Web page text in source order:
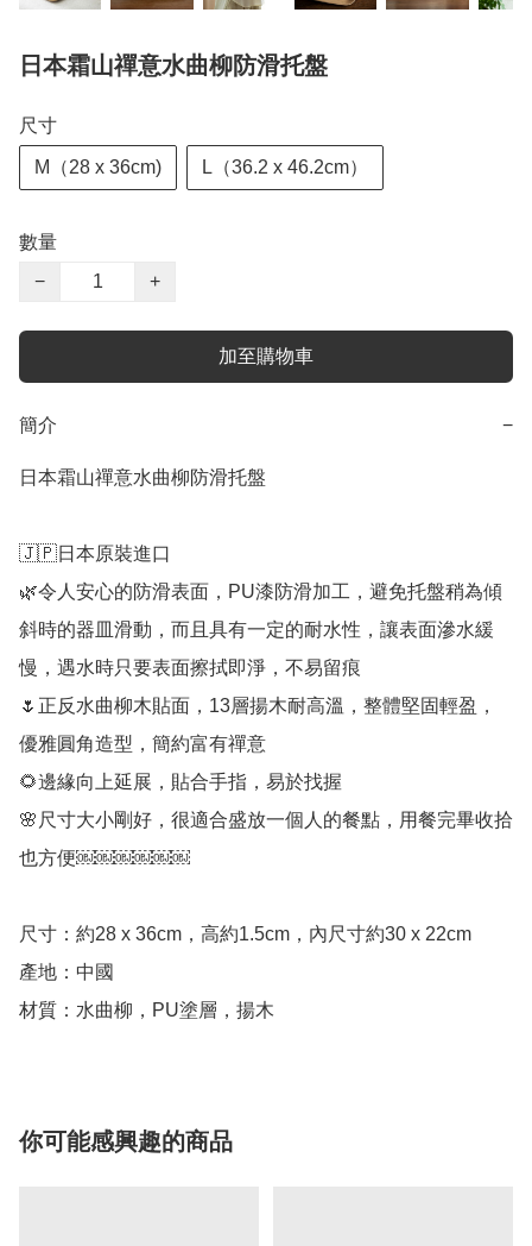
日本霜山禪意水曲柳防滑托盤
尺寸
M（28 x 36cm) L（36.2 x 46.2cm）
數量
−
+
加至購物車
簡介 −
日本霜山禪意水曲柳防滑托盤
🇯🇵日本原裝進口
🌿令人安心的防滑表面，PU漆防滑加工，避免托盤稍為傾
斜時的器皿滑動，而且具有一定的耐水性，讓表面滲水緩
慢，遇水時只要表面擦拭即淨，不易留痕
🌷正反水曲柳木貼面，13層揚木耐高溫，整體堅固輕盈，
優雅圓角造型，簡約富有禪意
🌻邊緣向上延展，貼合手指，易於找握
🌸尺寸大小剛好，很適合盛放一個人的餐點，用餐完畢收拾
也方便￼￼￼￼￼￼
尺寸：約28 x 36cm，高約1.5cm，內尺寸約30 x 22cm
產地：中國
材質：水曲柳，PU塗層，揚木
你可能感興趣的商品